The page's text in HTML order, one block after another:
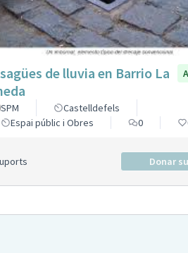
de lluvia en Barrio La
SPM
Castelldefels
Espai públic i Obres
0
Suports Donar